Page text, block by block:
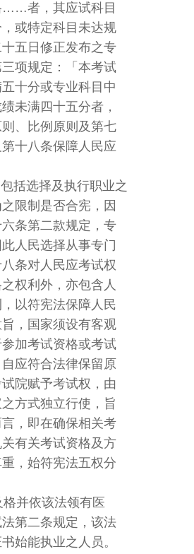
者，其应试科目
或特定科目未达规
日修正发布之专
项规定：「本考试
十分或专业科目中
满四十五分者，
、比例原则及第七
十八条保障人民应
括选择及执行职业之
限制是否合宪，因
条第二款规定，专
人民选择从事专门
条对人民应考试权
权利外，亦包含人
以符宪法保障人民
，国家须设有客观
加考试资格或考试
应符合法律保留原
院赋予考试权，由
方式独立行使，旨
，即在确保相关考
有关考试资格及方
，始符宪法五权分
并依该法领有医
第二条规定，该法
能执业之人员。